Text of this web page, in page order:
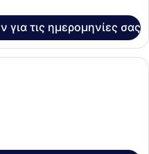
για τις ημερομηνίες σας
δωμάτιο ξενοδοχείου με